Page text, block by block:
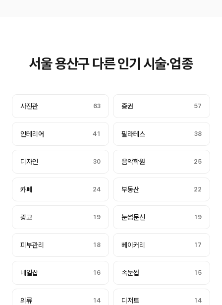
서울 용산구 다른 인기 시술·업종
사진관 63 증권 57
인테리어 41 필라테스 38
디자인 30 음악학원 25
카페 24 부동산 22
광고 19 눈썹문신 19
피부관리 18 베이커리 17
네일샵 16 속눈썹 15
의류 14 디저트 14